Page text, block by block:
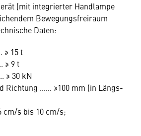
(mit integrierter Handlampe
Bewegungsfreiraum
Daten:
≥ 15 t
≥ 9 t
≥ 30 kN
Richtung ...... ≥100 mm (in Längs-
cm/s bis 10 cm/s;